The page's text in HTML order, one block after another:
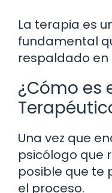
La terapia es
fundamental
respaldado
¿Cómo es
Una vez que
psicólogo que
posible que te
el proceso.